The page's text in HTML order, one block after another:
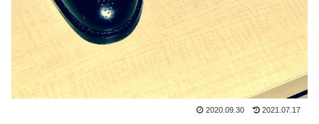
2020.09.30 2021.07.17